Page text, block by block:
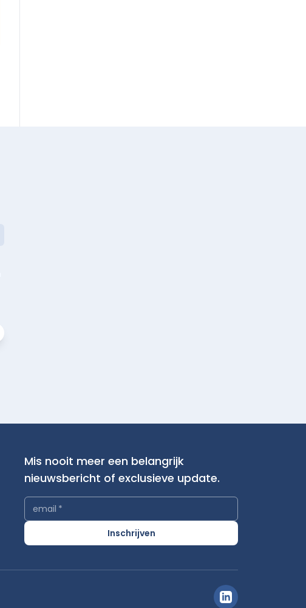
Mis nooit meer een belangrijk
nieuwsbericht of exclusieve update.
email *
Inschrijven